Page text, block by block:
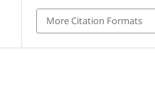
More Citation Formats